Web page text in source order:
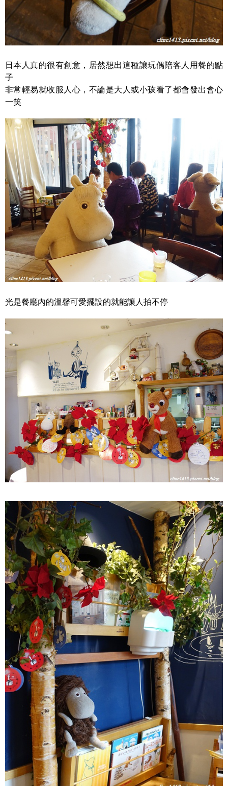
日本人真的很有創意，居然想出這種讓玩偶陪客人用餐的點
子
非常輕易就收服人心，不論是大人或小孩看了都會發出會心
一笑
光是餐廳內的溫馨可愛擺設的就能讓人拍不停